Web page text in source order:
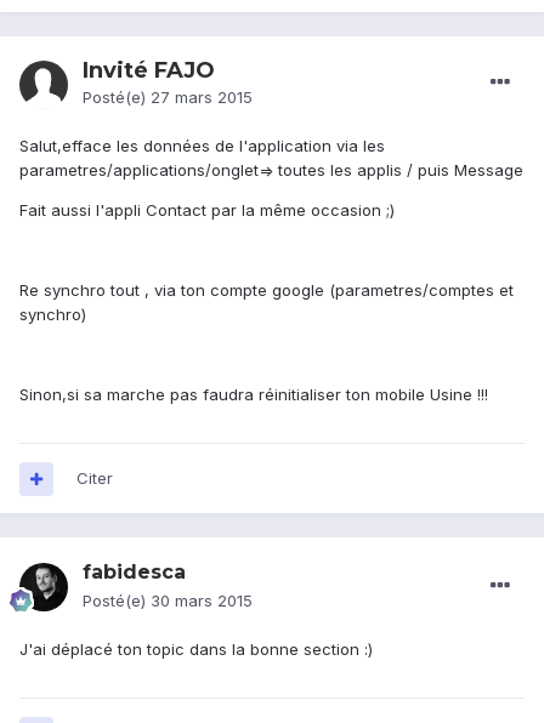
Invité FAJO
Posté(e) 27 mars 2015
Salut,efface les données de l'application via les
parametres/applications/onglet=> toutes les applis / puis Message
Fait aussi l'appli Contact par la même occasion ;)
Re synchro tout , via ton compte google (parametres/comptes et
synchro)
Sinon,si sa marche pas faudra réinitialiser ton mobile Usine !!!
Citer
fabidesca
Posté(e) 30 mars 2015
J'ai déplacé ton topic dans la bonne section :)